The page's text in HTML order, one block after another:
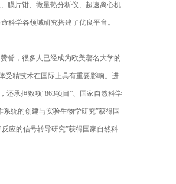
膜片钳、微量热分析仪、超速离心机
科学各领域研究搭建了优良平台。
誉，很多人已经成为欧美著名大学的
受精技术在国际上具有重要影响。进
还承担数项“863项目”、国家自然科学
统的创建与实验生物学研究”获得国
应的信号转导研究”获得国家自然科